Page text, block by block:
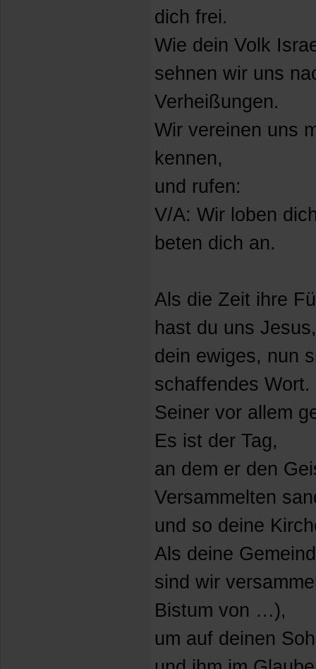
dich frei.
Wie dein Volk
sehnen wir uns
Verheißungen.
Wir vereinen uns
kennen,
und rufen:
V/A: Wir loben
beten dich an.
Als die Zeit ihre
hast du uns
dein ewiges, nun
schaffendes Wort.
Seiner vor allem
Es ist der Tag,
an dem er den
Versammelten
und so deine
Als deine
sind wir
Bistum von …),
um auf deinen